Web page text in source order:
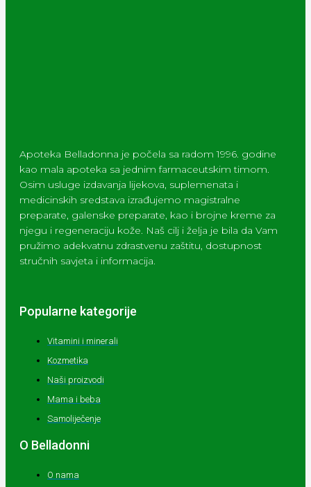
Apoteka Belladonna je počela sa radom 1996. godine
kao mala apoteka sa jednim farmaceutskim timom.
Osim usluge izdavanja lijekova, suplemenata i
medicinskih sredstava izrađujemo magistralne
preparate, galenske preparate, kao i brojne kreme za
njegu i regeneraciju kože. Naš cilj i želja je bila da Vam
pružimo adekvatnu zdrastvenu zaštitu, dostupnost
stručnih savjeta i informacija.
Popularne kategorije
Vitamini i minerali
Kozmetika
Naši proizvodi
Mama i beba
Samoliječenje
O Belladonni
O nama